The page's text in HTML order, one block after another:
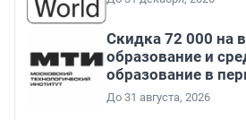
Скидка 72 000 на
образование и
образование в
До 31 августа, 2026